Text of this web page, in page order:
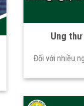
Ung
Đối với nhiều